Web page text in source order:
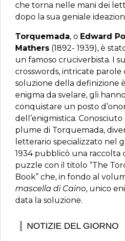
che torna nelle mani dei
dopo la sua geniale
Torquemada, o Edward
Mathers (1892- 1939), è
un famoso cruciverbista. I
crosswords, intricate parole
soluzione della definizione
enigma da svelare, gli
conquistare un posto
dell’enigmistica.
plume di Torquemada,
letterario specializzato nel
1934 pubblicò una raccolta
puzzle con il titolo “The
Book” che, in fondo al
mascella di Caino, unico
data la soluzione.
NOTIZIE DEL GIORNO